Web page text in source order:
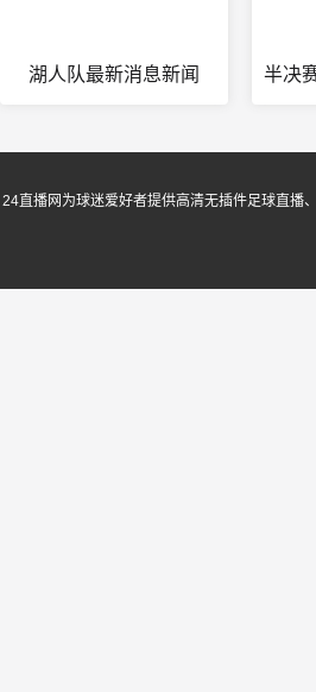
湖人队最新消息新闻
24直播网为球迷爱好者提供高清无插件足球直播